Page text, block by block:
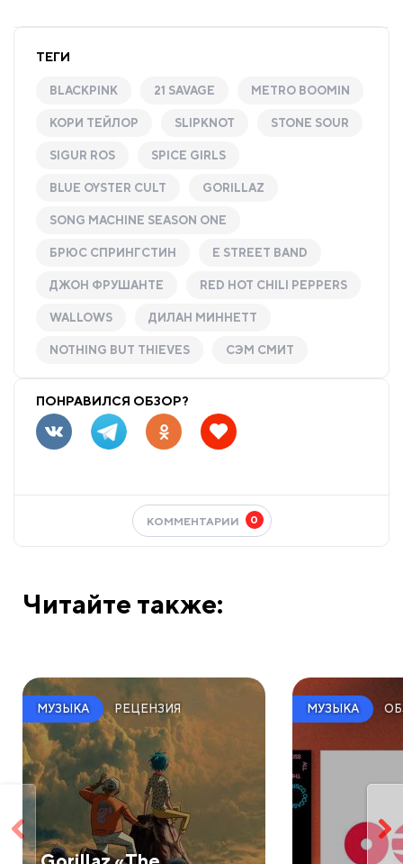
ТЕГИ
BLACKPINK 21 SAVAGE METRO BOOMIN
КОРИ ТЕЙЛОР SLIPKNOT STONE SOUR
SIGUR ROS SPICE GIRLS
BLUE OYSTER CULT GORILLAZ
SONG MACHINE SEASON ONE
БРЮС СПРИНГСТИН E STREET BAND
ДЖОН ФРУШАНТЕ RED HOT CHILI PEPPERS
WALLOWS ДИЛАН МИННЕТТ
NOTHING BUT THIEVES СЭМ СМИТ
ПОНРАВИЛСЯ ОБЗОР?
КОММЕНТАРИИ 0
Читайте также:
МУЗЫКА РЕЦЕНЗИЯ МУЗЫКА